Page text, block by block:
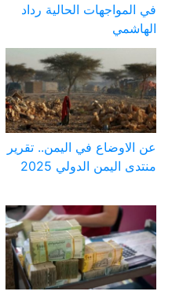
في المواجهات الحالية رداد
الهاشمي
عن الاوضاع في اليمن.. تقرير
منتدى اليمن الدولي 2025